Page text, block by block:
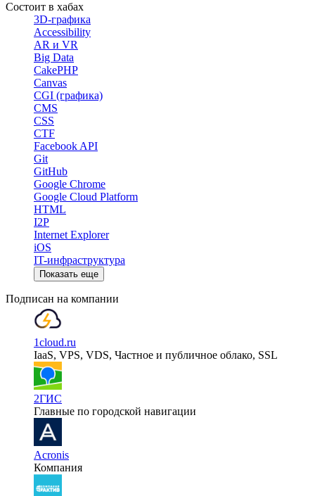
Состоит в хабах
3D-графика
Accessibility
AR и VR
Big Data
CakePHP
Canvas
CGI (графика)
CMS
CSS
CTF
Facebook API
Git
GitHub
Google Chrome
Google Cloud Platform
HTML
I2P
Internet Explorer
iOS
IT-инфраструктура
Показать еще
Подписан на компании
1cloud.ru
IaaS, VPS, VDS, Частное и публичное облако, SSL
2ГИС
Главные по городской навигации
Acronis
Компания